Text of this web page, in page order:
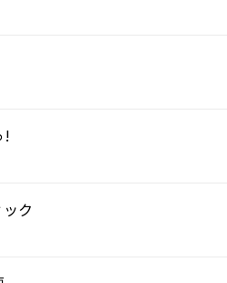
!
ク